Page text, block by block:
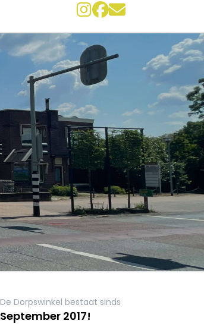
De Dorpswinkel bestaat sinds
September 2017!